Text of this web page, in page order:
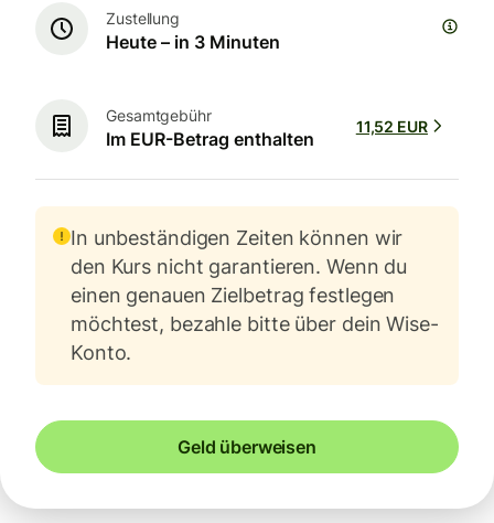
Zustellung
Heute – in 3 Minuten
Gesamtgebühr
Im EUR-Betrag enthalten
11,52 EUR
In unbeständigen Zeiten können wir
den Kurs nicht garantieren. Wenn du
einen genauen Zielbetrag festlegen
möchtest, bezahle bitte über dein Wise-
Konto.
Geld überweisen